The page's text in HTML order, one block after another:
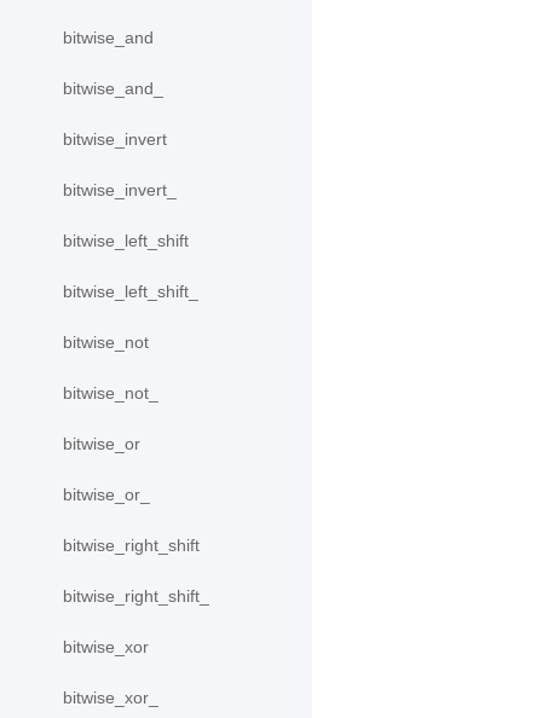
bitwise_and
bitwise_and_
bitwise_invert
bitwise_invert_
bitwise_left_shift
bitwise_left_shift_
bitwise_not
bitwise_not_
bitwise_or
bitwise_or_
bitwise_right_shift
bitwise_right_shift_
bitwise_xor
bitwise_xor_